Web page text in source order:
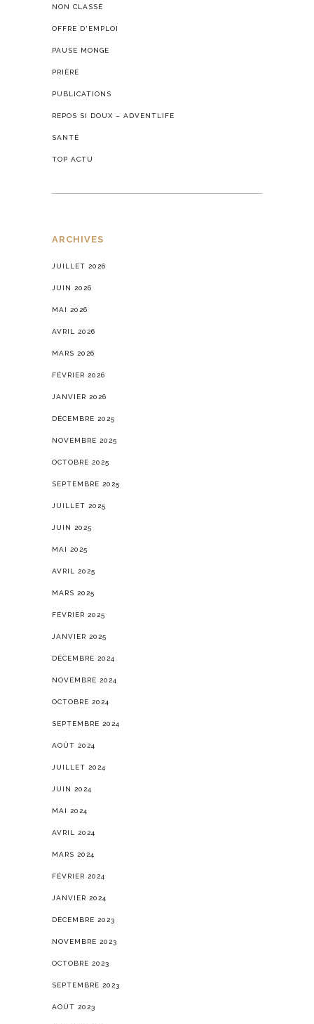
NON CLASSÉ
OFFRE D'EMPLOI
PAUSE MONGE
PRIÈRE
PUBLICATIONS
REPOS SI DOUX – ADVENTLIFE
SANTÉ
TOP ACTU
ARCHIVES
JUILLET 2026
JUIN 2026
MAI 2026
AVRIL 2026
MARS 2026
FÉVRIER 2026
JANVIER 2026
DÉCEMBRE 2025
NOVEMBRE 2025
OCTOBRE 2025
SEPTEMBRE 2025
JUILLET 2025
JUIN 2025
MAI 2025
AVRIL 2025
MARS 2025
FÉVRIER 2025
JANVIER 2025
DÉCEMBRE 2024
NOVEMBRE 2024
OCTOBRE 2024
SEPTEMBRE 2024
AOÛT 2024
JUILLET 2024
JUIN 2024
MAI 2024
AVRIL 2024
MARS 2024
FÉVRIER 2024
JANVIER 2024
DÉCEMBRE 2023
NOVEMBRE 2023
OCTOBRE 2023
SEPTEMBRE 2023
AOÛT 2023